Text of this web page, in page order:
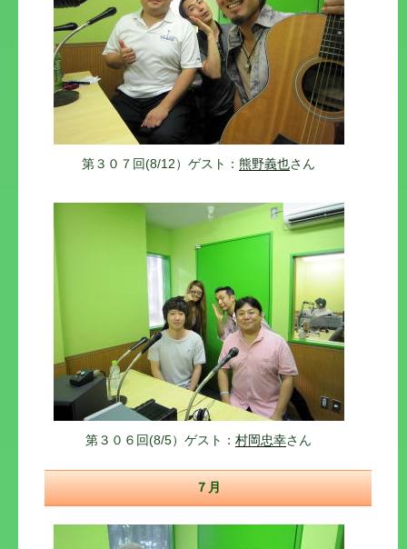
第３０７回(8/12）ゲスト：熊野義也さん
第３０６回(8/5）ゲスト：村岡忠幸さん
７月